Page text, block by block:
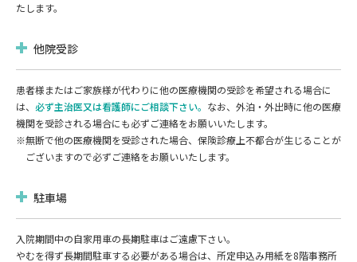
たします。
他院受診
患者様またはご家族様が代わりに他の医療機関の受診を希望される場合に
は、 必ず主治医又は看護師にご相談下さい。 なお、外泊・外出時に他の医療
機関を受診される場合にも必ずご連絡をお願いいたします。
※無断で他の医療機関を受診された場合、保険診療上不都合が⽣じることが
ございますので必ずご連絡をお願いいたします。
駐車場
入院期間中の自家用車の⻑期駐車はご遠慮下さい。
やむを得ず⻑期間駐⾞する必要がある場合は、所定申込み⽤紙を8階事務所